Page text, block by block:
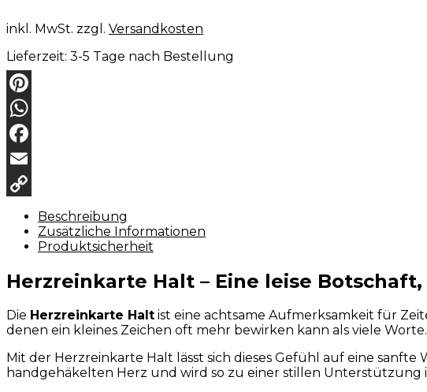
inkl. MwSt. zzgl. Versandkosten
Lieferzeit: 3-5 Tage nach Bestellung
Pinterest
WhatsApp
Facebook
Email
Link
Beschreibung
Zusätzliche Informationen
Produktsicherheit
Herzreinkarte Halt – Eine leise
Die Herzreinkarte Halt ist eine achtsame Aufmerksamkeit für
denen ein kleines Zeichen oft mehr bewirken kann als viele Worte.
Mit der Herzreinkarte Halt lässt sich dieses Gefühl auf eine
handgehäkelten Herz und wird so zu einer stillen Unterstützung